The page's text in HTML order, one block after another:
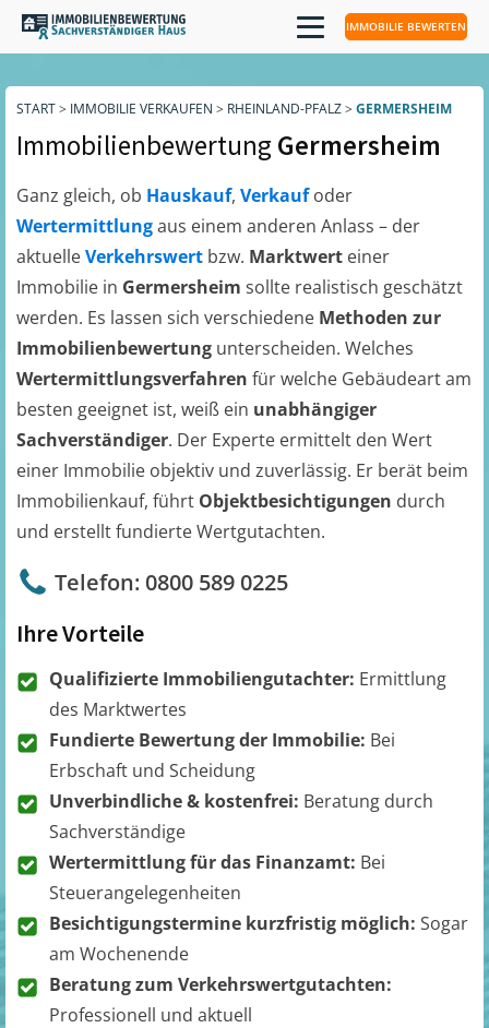
IMMOBILIE BEWERTEN
START> IMMOBILIE VERKAUFEN > RHEINLAND-PFALZ> GERMERSHEIM
ImmobilienbewertungGermersheim
Ganz gleich, ob Hauskauf, Verkaufoder
Wertermittlungaus einem anderen Anlass – der
aktuelleVerkehrswert bzw. Marktwert einer
Immobilie in Germersheim sollte realistisch geschätzt
werden. Es lassen sich verschiedene Methoden zur
Immobilienbewertung unterscheiden. Welches
Wertermittlungsverfahren für welche Gebäudeart am
besten geeignet ist, weiß ein unabhängiger
Sachverständiger. Der Experte ermittelt den Wert
einer Immobilie objektiv und zuverlässig. Er berät beim
Immobilienkauf, führt Objektbesichtigungen durch
und erstellt fundierte Wertgutachten.
Telefon: 0800 589 0225
Ihre Vorteile
Qualifizierte Immobiliengutachter: Ermittlung
des Marktwertes
Fundierte Bewertung der Immobilie: Bei
Erbschaft und Scheidung
Unverbindliche & kostenfrei: Beratung durch
Sachverständige
Wertermittlung für das Finanzamt: Bei
Steuerangelegenheiten
Besichtigungstermine kurzfristig möglich: Sogar
am Wochenende
Beratung zum Verkehrswertgutachten:
Professionell und aktuell